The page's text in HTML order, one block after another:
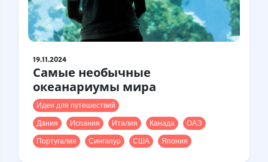
19.11.2024
Самые необычные
океанариумы мира
Идеи для путешествий
Дания
Испания Италия Канада
ОАЭ
Португалия
Сингапур США Япония